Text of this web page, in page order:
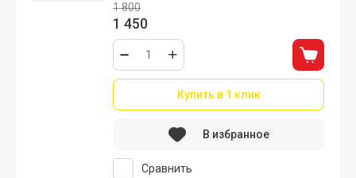
Название - А-Я
1 800
1 450
Купить в 1 клик
Сравнить
В избранное